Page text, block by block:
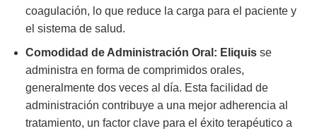
coagulación, lo que reduce la carga para el paciente y
el sistema de salud.
Comodidad de Administración Oral: Eliquisse
administra en forma de comprimidos orales,
generalmente dos veces al día. Esta facilidad de
administración contribuye a una mejor adherencia al
tratamiento, un factor clave para el éxito terapéutico a